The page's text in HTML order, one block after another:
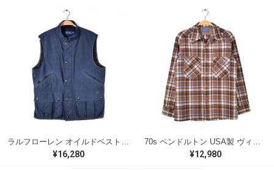
¥16,280 ¥12,980